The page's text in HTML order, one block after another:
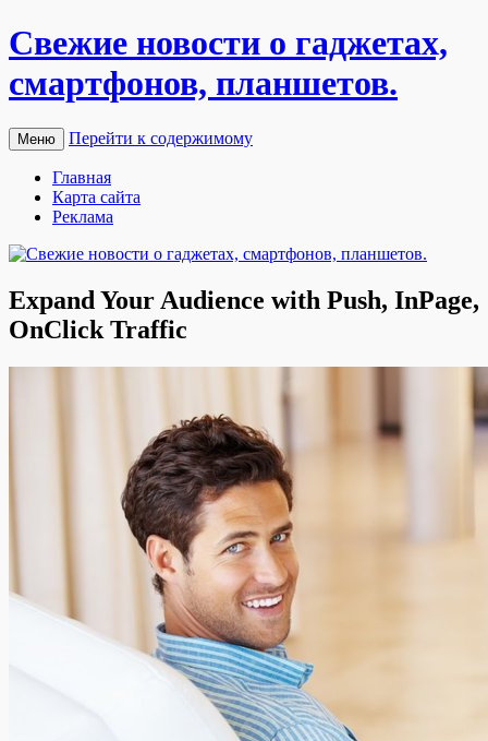
Свежие новости о гаджетах,
смартфонов, планшетов.
Меню Перейти к содержимому
Главная
Карта сайта
Реклама
Expand Your Audience with Push, InPage,
OnClick Traffic